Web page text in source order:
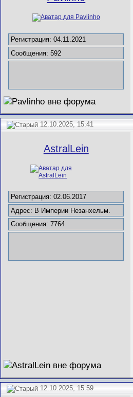
Регистрация: 04.11.2021
Сообщения: 592
12.10.2025, 15:41
AstralLein
Регистрация: 02.06.2017
Адрес: В Империи Незанхельм.
Сообщения: 7764
12.10.2025, 15:59